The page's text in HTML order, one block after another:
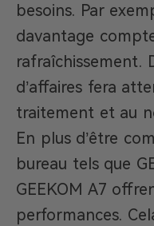
besoins. Par
davantage
rafraîchissement.
d’affaires fera
traitement et au
En plus d’être
bureau tels que
GEEKOM A7
performances.